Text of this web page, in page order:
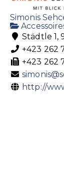
Simonis
Städtle 1,
+423 262
+423 262
http://